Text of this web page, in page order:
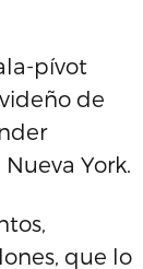
pívot
de
York.
que lo